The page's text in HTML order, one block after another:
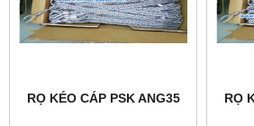
RỌ KÉO CÁP PSK ANG35 RỌ